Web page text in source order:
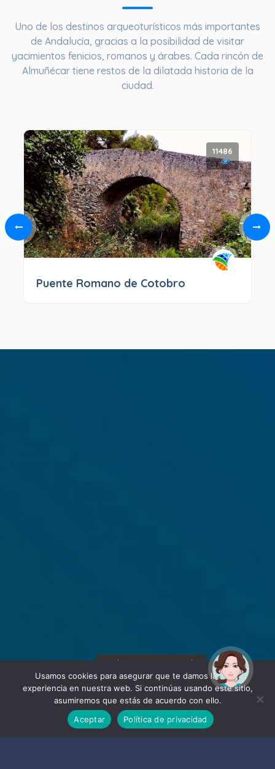
Uno de los destinos arqueoturísticos más importantes
de Andalucía, gracias a la posibilidad de visitar
yacimientos fenicios, romanos y árabes. Cada rincón de
Almuñécar tiene restos de la dilatada historia de la
ciudad.
11486
Puente Romano de Cotobro
Usamos cookies para asegurar que te damos la mejor
experiencia en nuestra web. Si continúas usando este sitio,
asumiremos que estás de acuerdo con ello.
Aceptar
Política de privacidad
¡Hola! Soy Noy. ¿Puedo
ayudarte?